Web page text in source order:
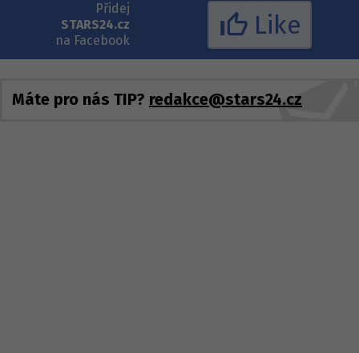
Přidej
STARS24.cz
na Facebook
Like
Máte pro nás TIP? redakce@stars24.cz